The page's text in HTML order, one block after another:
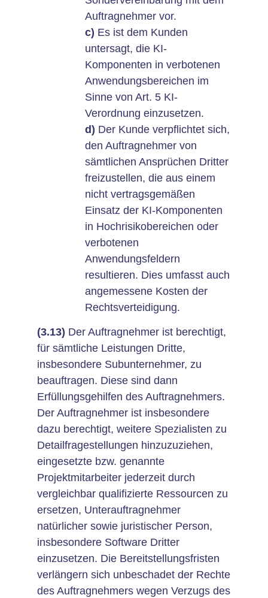
Auftragnehmer vor.
c) Es ist dem Kunden
untersagt, die KI-
Komponenten in verbotenen
Anwendungsbereichen im
Sinne von Art. 5 KI-
Verordnung einzusetzen.
d) Der Kunde verpflichtet sich,
den Auftragnehmer von
sämtlichen Ansprüchen Dritter
freizustellen, die aus einem
nicht vertragsgemäßen
Einsatz der KI-Komponenten
in Hochrisikobereichen oder
verbotenen
Anwendungsfeldern
resultieren. Dies umfasst auch
angemessene Kosten der
Rechtsverteidigung.
(3.13) Der Auftragnehmer ist berechtigt,
für sämtliche Leistungen Dritte,
insbesondere Subunternehmer, zu
beauftragen. Diese sind dann
Erfüllungsgehilfen des Auftragnehmers.
Der Auftragnehmer ist insbesondere
dazu berechtigt, weitere Spezialisten zu
Detailfragestellungen hinzuzuziehen,
eingesetzte bzw. genannte
Projektmitarbeiter jederzeit durch
vergleichbar qualifizierte Ressourcen zu
ersetzen, Unterauftragnehmer
natürlicher sowie juristischer Person,
insbesondere Software Dritter
einzusetzen. Die Bereitstellungsfristen
verlängern sich unbeschadet der Rechte
des Auftragnehmers wegen Verzugs des